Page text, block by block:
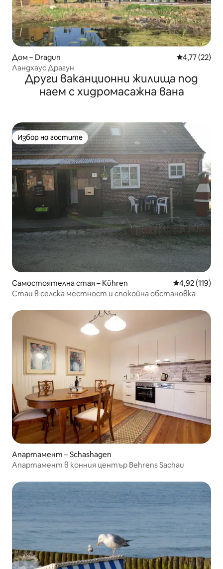
Дом – Dragun Средна
4,77 (22)
Ландхаус Драгун
Други ваканционни жилища под
наем с хидромасажна вана
Избор на гостите
Избор на гостите
Самостоятелна стая – Kühren Средна
4,92 (119)
Стаи в селска местност и спокойна обстановка
Апартамент – Schashagen
Апартамент в конния център Behrens Sachau